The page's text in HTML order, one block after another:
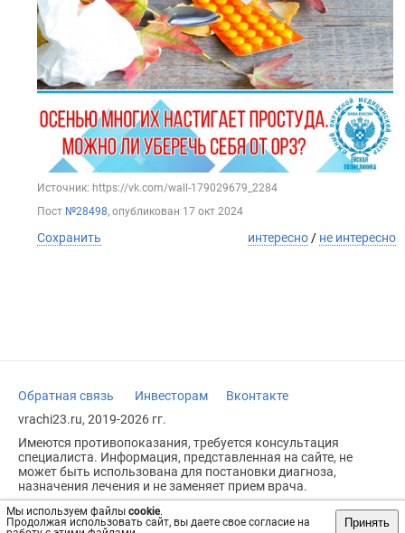
Мы используем файлы cookie.
Продолжая использовать сайт, вы даете свое согласие на
Принять
Источник: https://vk.com/wall-179029679_2284
Пост №28498, опубликован 17 окт 2024
Сохранить интересно / не интересно
Обратная связь Инвесторам
Вконтакте
vrachi23.ru, 2019-2026 гг.
Имеются противопоказания, требуется консультация
специалиста. Информация, представленная на сайте, не
может быть использована для постановки диагноза,
назначения лечения и не заменяет прием врача.
Возрастное ограничение: 18+